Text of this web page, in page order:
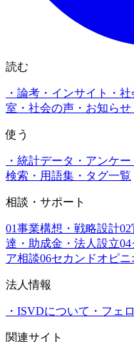
読む
・ 論考・インサイト ・ 社
室 ・ 社会の声 ・ お知らせ
使う
・ 統計データ ・ アンケー
検索 ・ 用語集 ・ タグ一覧
相談・サポート
01事業構想・戦略設計02
達・助成金・法人設立04
ア相談06セカンドオピニ
法人情報
・ ISVDについて ・ フェ
関連サイト